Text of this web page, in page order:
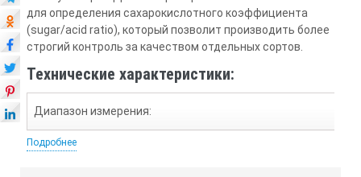
для определения сахарокислотного коэффициента
(sugar/acid ratio), который позволит производить более
строгий контроль за качеством отдельных сортов.
Технические характеристики:
Диапазон измерения:
Подробнее